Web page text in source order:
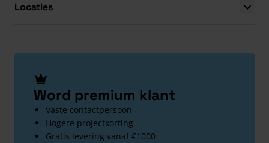
Locaties
Word premium klant
Vaste contactpersoon
Hogere projectkorting
Gratis levering vanaf €1000